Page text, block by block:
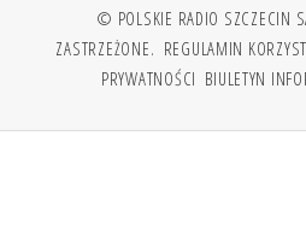
© POLSKIE RADIO SZCZECIN
ZASTRZEŻONE. REGULAMIN
PRYWATNOŚCI BIULETYN